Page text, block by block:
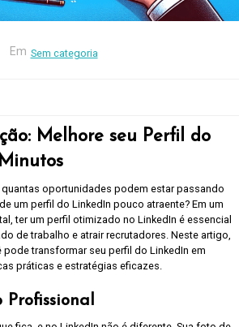
Em Sem categoria
Melhore seu Perfil do
oportunidades podem estar passando
um perfil do LinkedIn pouco atraente? Em um
ter um perfil otimizado no LinkedIn é essencial
de trabalho e atrair recrutadores. Neste artigo,
transformar seu perfil do LinkedIn em
práticas e estratégias eficazes.
Profissional